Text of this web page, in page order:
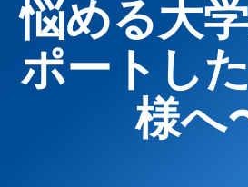
悩める大
ポートし
様へ